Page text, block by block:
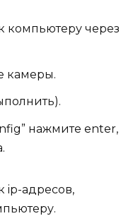
компьютеру через
камеры.
нажмите enter,
ip-адресов,